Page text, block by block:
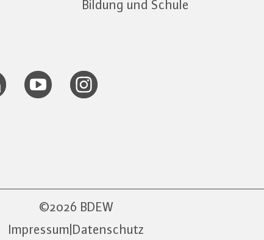
Bildung und Schule
2026 BDEW
Impressum|Datenschutz